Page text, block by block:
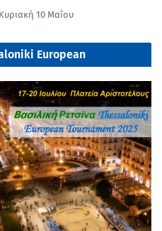
10 Μαΐου
European